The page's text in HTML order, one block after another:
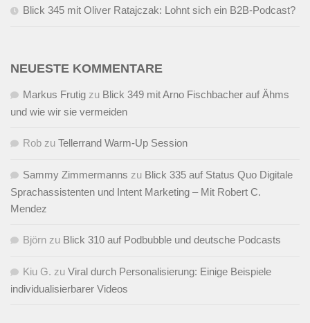
Blick 345 mit Oliver Ratajczak: Lohnt sich ein B2B-Podcast?
NEUESTE KOMMENTARE
Markus Frutig zu Blick 349 mit Arno Fischbacher auf Ähms
und wie wir sie vermeiden
Rob zu Tellerrand Warm-Up Session
Sammy Zimmermanns zu Blick 335 auf Status Quo Digitale
Sprachassistenten und Intent Marketing – Mit Robert C.
Mendez
Björn zu Blick 310 auf Podbubble und deutsche Podcasts
Kiu G. zu Viral durch Personalisierung: Einige Beispiele
individualisierbarer Videos